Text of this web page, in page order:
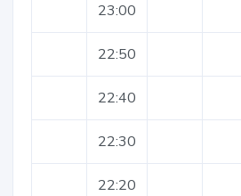
23:00
22:50
22:40
22:30
22:20